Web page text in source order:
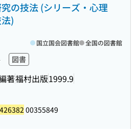
の技法 (シリーズ・心理
)
図書
著福村出版1999.9
国立国会図書館 全国の図書館
00355849